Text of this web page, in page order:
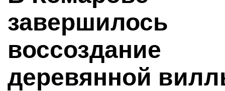
завершилось
воссоздание
деревянной